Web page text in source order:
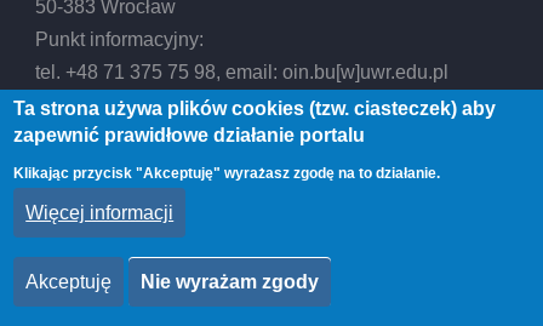
50-383 Wrocław
Punkt informacyjny:
tel. +48 71 375 75 98, email:oin.bu[w]uwr.edu.pl
(oin[dot]bu[at]uwr[dot]edu[dot]pl)
Sekretariat:
tel. +48 71 346 31 20, email:bu[w]uwr.edu.pl
(bu[at]uwr[dot]edu[dot]pl)
Ta strona używa plików cookies (tzw. ciasteczek) aby
zapewnić prawidłowe działanie portalu
Klikając przycisk "Akceptuję" wyrażasz zgodę na to działanie.
Więcej informacji
Akceptuję Nie wyrażam zgody